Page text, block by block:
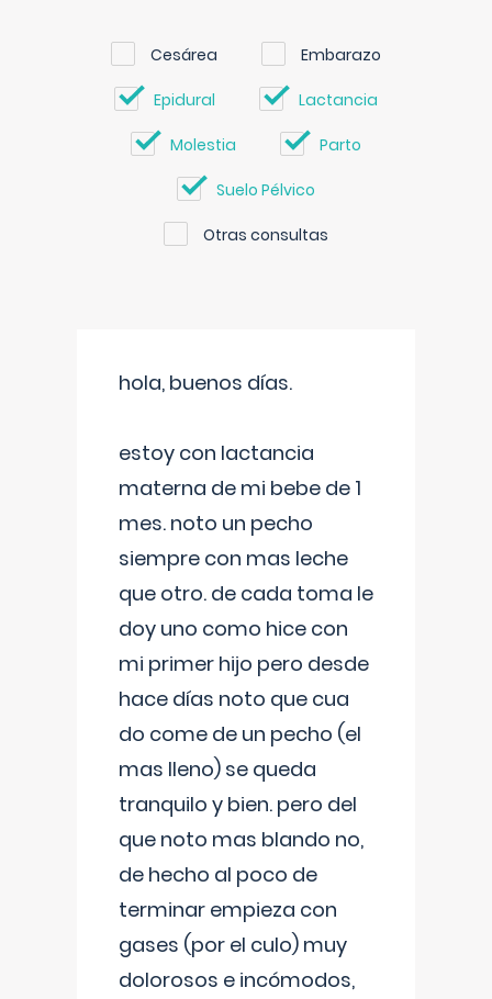
Cesárea Embarazo
Epidural Lactancia
Molestia Parto
Suelo Pélvico
Otras consultas
hola, buenos días.
estoy con lactancia
materna de mi bebe de 1
mes. noto un pecho
siempre con mas leche
que otro. de cada toma le
doy uno como hice con
mi primer hijo pero desde
hace días noto que cua
do come de un pecho (el
mas lleno) se queda
tranquilo y bien. pero del
que noto mas blando no,
de hecho al poco de
terminar empieza con
gases (por el culo) muy
dolorosos e incómodos,